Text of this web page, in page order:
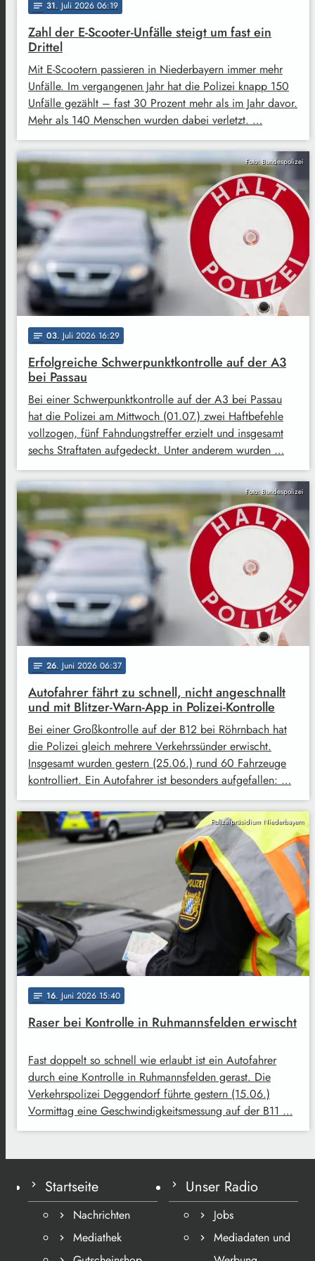
notes 31. Juli 2026 06:19
Zahl der E-Scooter-Unfälle steigt um fast ein
Drittel
Mit E-Scootern passieren in Niederbayern immer mehr
Unfälle. Im vergangenen Jahr hat die Polizei knapp 150
Unfälle gezählt – fast 30 Prozent mehr als im Jahr davor.
Mehr als 140 Menschen wurden dabei verletzt. …
Foto: Bundespolizei
notes 03. Juli 2026 16:29
Erfolgreiche Schwerpunktkontrolle auf der A3
bei Passau
Bei einer Schwerpunktkontrolle auf der A3 bei Passau
hat die Polizei am Mittwoch (01.07.) zwei Haftbefehle
vollzogen, fünf Fahndungstreffer erzielt und insgesamt
sechs Straftaten aufgedeckt. Unter anderem wurden …
Foto: Bundespolizei
notes 26. Juni 2026 06:37
Autofahrer fährt zu schnell, nicht angeschnallt
und mit Blitzer-Warn-App in Polizei-Kontrolle
Bei einer Großkontrolle auf der B12 bei Röhrnbach hat
die Polizei gleich mehrere Verkehrssünder erwischt.
Insgesamt wurden gestern (25.06.) rund 60 Fahrzeuge
kontrolliert. Ein Autofahrer ist besonders aufgefallen: …
Polizeipräsidium Niederbayern
notes 16. Juni 2026 15:40
Raser bei Kontrolle in Ruhmannsfelden erwischt
Fast doppelt so schnell wie erlaubt ist ein Autofahrer
durch eine Kontrolle in Ruhmannsfelden gerast. Die
Verkehrspolizei Deggendorf führte gestern (15.06.)
Vormittag eine Geschwindigkeitsmessung auf der B11 …
Startseite
Nachrichten
Mediathek
Unser Radio
Jobs
Mediadaten und